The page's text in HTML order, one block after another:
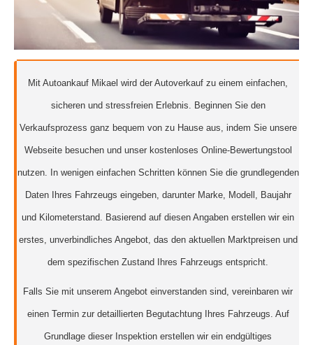
Mit Autoankauf Mikael wird der Autoverkauf zu einem einfachen,
sicheren und stressfreien Erlebnis. Beginnen Sie den
Verkaufsprozess ganz bequem von zu Hause aus, indem Sie unsere
Webseite besuchen und unser kostenloses Online-Bewertungstool
nutzen. In wenigen einfachen Schritten können Sie die grundlegenden
Daten Ihres Fahrzeugs eingeben, darunter Marke, Modell, Baujahr
und Kilometerstand. Basierend auf diesen Angaben erstellen wir ein
erstes, unverbindliches Angebot, das den aktuellen Marktpreisen und
dem spezifischen Zustand Ihres Fahrzeugs entspricht.
Falls Sie mit unserem Angebot einverstanden sind, vereinbaren wir
einen Termin zur detaillierten Begutachtung Ihres Fahrzeugs. Auf
Grundlage dieser Inspektion erstellen wir ein endgültiges